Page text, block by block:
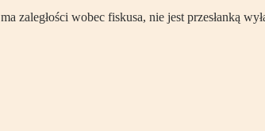
wobec fiskusa, nie jest przesłanką